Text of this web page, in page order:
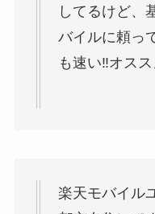
してるけど、
バイルに頼っ
も速い‼️オス
楽天モバイル